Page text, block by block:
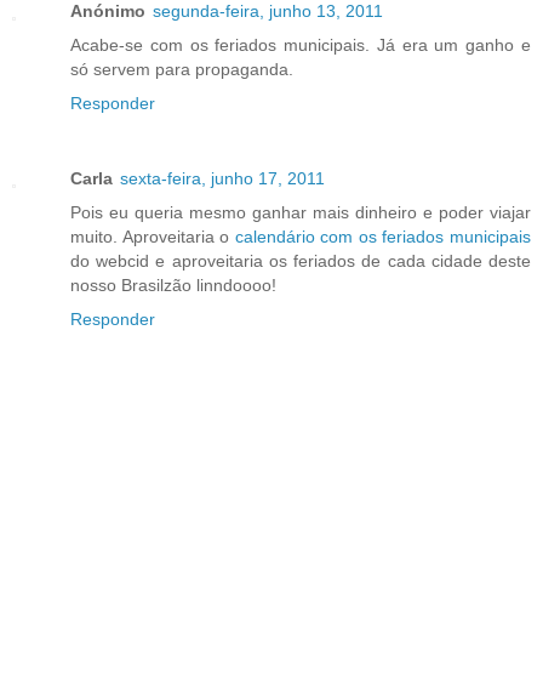
Anónimo segunda-feira, junho 13, 2011
Acabe-se com os feriados municipais. Já era um ganho e
só servem para propaganda.
Responder
Carla sexta-feira, junho 17, 2011
Pois eu queria mesmo ganhar mais dinheiro e poder viajar
muito. Aproveitaria o calendário com os feriados municipais
do webcid e aproveitaria os feriados de cada cidade deste
nosso Brasilzão linndoooo!
Responder